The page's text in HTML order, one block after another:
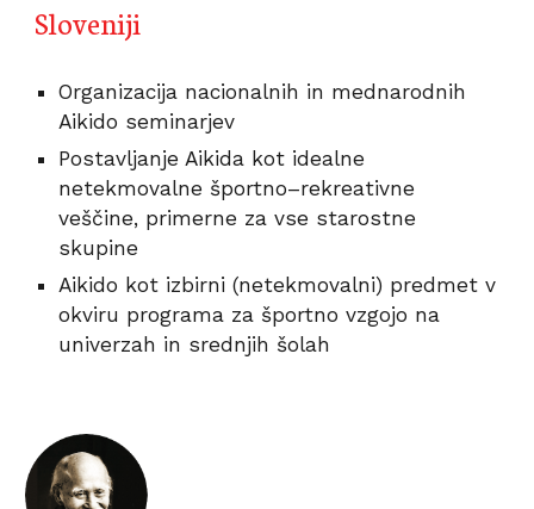
Sloveniji
Organizacija nacionalnih in mednarodnih
Aikido seminarjev
Postavljanje Aikida kot idealne
netekmovalne športno–rekreativne
veščine, primerne za vse starostne
skupine
Aikido kot izbirni (netekmovalni) predmet v
okviru programa za športno vzgojo na
univerzah in srednjih šolah